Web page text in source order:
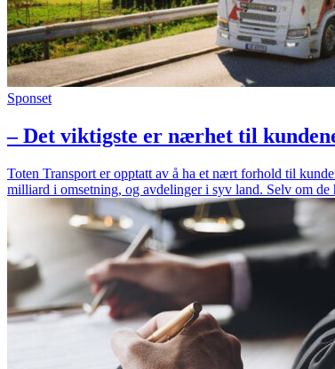
Sponset
– Det viktigste er nærhet til
Toten Transport er opptatt av å ha et nært forhold til
milliard i omsetning, og avdelinger i syv land. Selv om